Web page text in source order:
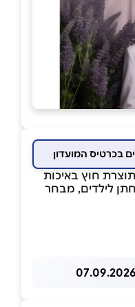
חוץ באיכות
לילדים, מבחר